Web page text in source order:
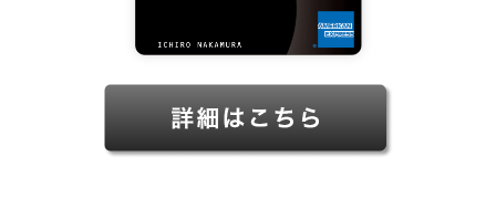
②①の12ヵ月後末日までは、毎月1日から月末日に
「 Uber / Uber Eats 」のご利用があった場合、条件
「 Uber / Uber Eats 」のご利用がなく一度未達
成となった場合でも、上記の通り判定いたしま
す。